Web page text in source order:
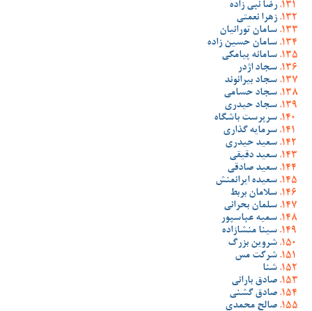
رضا نبی زاده
زهرا نعمتی
سامان تورانیان
سامان حسین زاده
سامانه پیامکی
سجاد اژدر
سجاد بیرانوند
سجاد حسامی
سجاد حیدری
سرپرست باشگاه
سرمایه گذاری
سعید حیدری
سعید دقیقی
سعید صادقی
سعیده ایرانمنش
سلامان بربط
سلمان بحرانی
سمیه عباسپور
سینا منشازاده
شروین بزرگ
شرکت مس
شنا
صادق بارانی
صادق گشنی
صالح محمدی